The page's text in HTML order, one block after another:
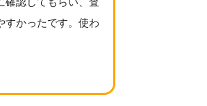
すかったです。使わ